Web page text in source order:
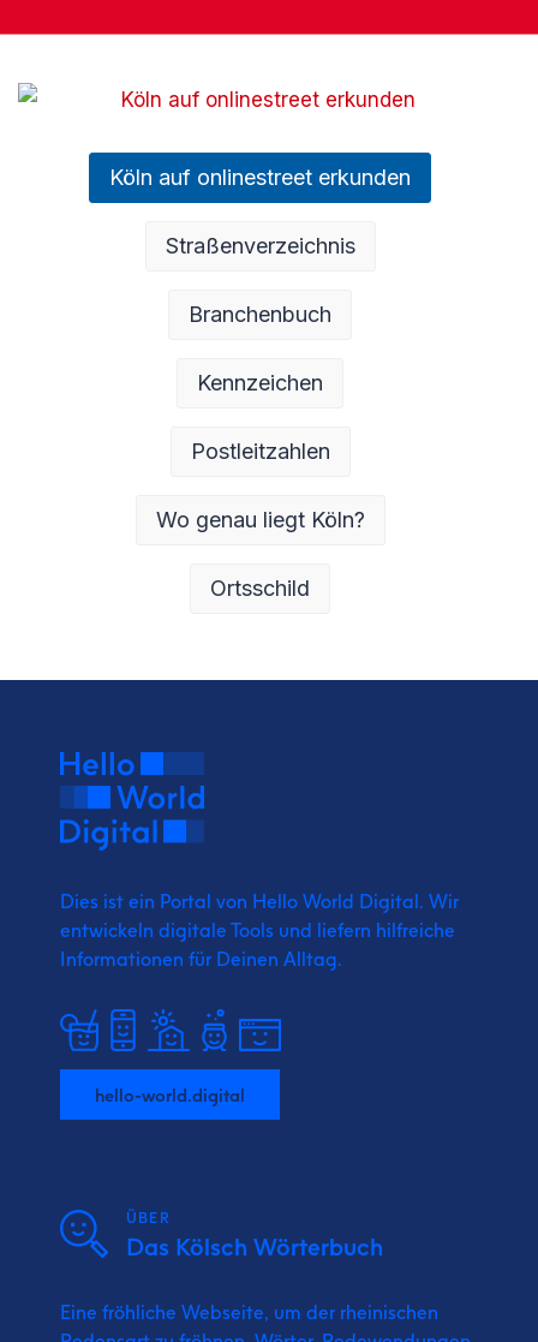
Köln auf onlinestreet erkunden
Straßenverzeichnis
Branchenbuch
Kennzeichen
Postleitzahlen
Wo genau liegt Köln?
Ortsschild
Dies ist ein Portal von Hello World Digital. Wir
entwickeln digitale Tools und liefern hilfreiche
Informationen für Deinen Alltag.
hello-world.digital
ÜBER
Das Kölsch Wörterbuch
Eine fröhliche Webseite, um der rheinischen